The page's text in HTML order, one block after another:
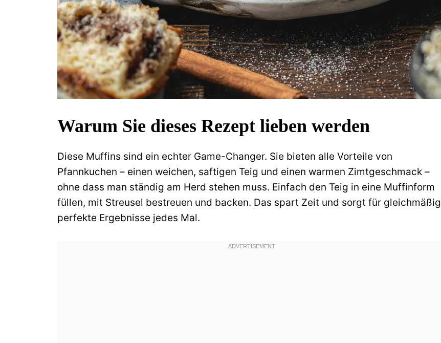
Warum Sie dieses Rezept lieben werden
Diese Muffins sind ein echter Game-Changer. Sie bieten alle Vorteile von
Pfannkuchen – einen weichen, saftigen Teig und einen warmen Zimtgeschmack –
ohne dass man ständig am Herd stehen muss. Einfach den Teig in eine Muffinform
füllen, mit Streusel bestreuen und backen. Das spart Zeit und sorgt für gleichmäßig
perfekte Ergebnisse jedes Mal.